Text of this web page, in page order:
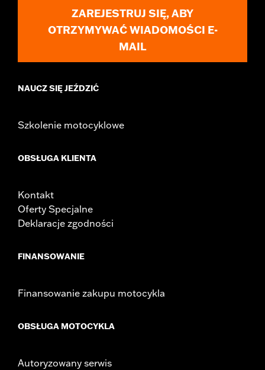
ZAREJESTRUJ SIĘ, ABY
OTRZYMYWAĆ WIADOMOŚCI E-
MAIL
NAUCZ SIĘ JEŹDZIĆ
Szkolenie motocyklowe
OBSŁUGA KLIENTA
Kontakt
Oferty Specjalne
Deklaracje zgodności
FINANSOWANIE
Finansowanie zakupu motocykla
OBSŁUGA MOTOCYKLA
Autoryzowany serwis